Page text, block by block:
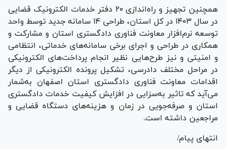
همچنین تجهیز و راه‌اندازی ۲۰ دفتر خدمات الکترونیک قضایی
در سال ۱۴۰۳ در کل استان، طراحی ۱۴ سامانه جدید توسط واحد
توسعه نرم‌افزار معاونت فناوری دادگستری استان و مشارکت و
همکاری در طراحی و اجرای برخی سامانه‌های خدماتی، انتظامی
و امنیتی و نیز طرح‌هایی نظیر انجام پرداخت‌های الکترونیکی
در مراحل مختلف دادرسی، تشکیل پرونده الکترونیکی از دیگر
اقدامات معاونت فناوری دادگستری استان اصفهان به‌شمار
می‌آید که تاثیر به‌سزایی در افزایش کیفیت خدمات دادگستری
استان و صرفه‌جویی در زمان و هزینه‌های دستگاه قضایی و
مراجعین داشته است.
انتهای پیام/